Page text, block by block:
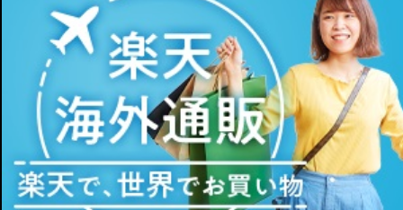
ス
キ
ッ
プ